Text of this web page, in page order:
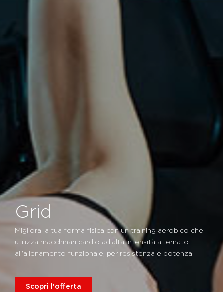
Grid
Migliora la tua forma fisica con un training aerobico che
utilizza macchinari cardio ad alta intensità alternato
all’allenamento funzionale, per resistenza e potenza.
Scopri l'offerta